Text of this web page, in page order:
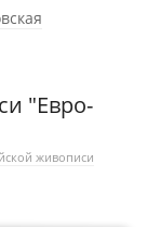
"Евро-
живописи